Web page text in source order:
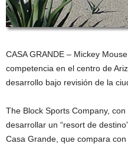
CASA GRANDE – Mickey
competencia en el centro de
desarrollo bajo revisión de la
The Block Sports Company,
desarrollar un “resort de
Casa Grande, que compara con